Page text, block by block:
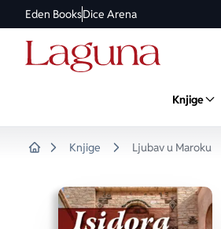
Eden BooksDice Arena
Knjige
Knjige Ljubav u Maroku